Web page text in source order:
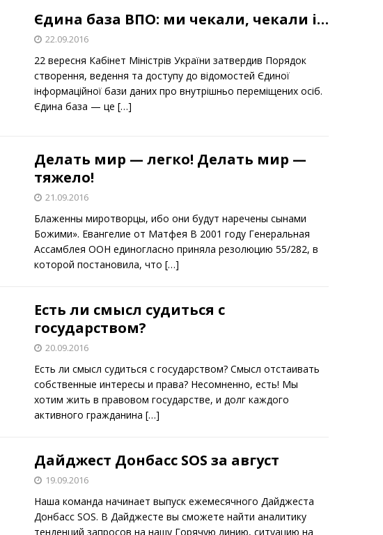
Єдина база ВПО: ми чекали, чекали і…
22.09.2016
22 вересня Кабінет Міністрів України затвердив Порядок
створення, ведення та доступу до відомостей Єдиної
інформаційної бази даних про внутрішньо переміщених осіб.
Єдина база — це […]
Делать мир — легко! Делать мир —
тяжело!
21.09.2016
Блаженны миротворцы, ибо они будут наречены сынами
Божими». Евангелие от Матфея В 2001 году Генеральная
Ассамблея ООН единогласно приняла резолюцию 55/282, в
которой постановила, что […]
Есть ли смысл судиться с
государством?
20.09.2016
Есть ли смысл судиться с государством? Смысл отстаивать
собственные интересы и права? Несомненно, есть! Мы
хотим жить в правовом государстве, и долг каждого
активного гражданина […]
Дайджест Донбасс SOS за август
19.09.2016
Наша команда начинает выпуск ежемесячного Дайджеста
Донбасс SOS. В Дайджесте вы сможете найти аналитику
тенденций запросов на нашу Горячую линию, ситуацию на